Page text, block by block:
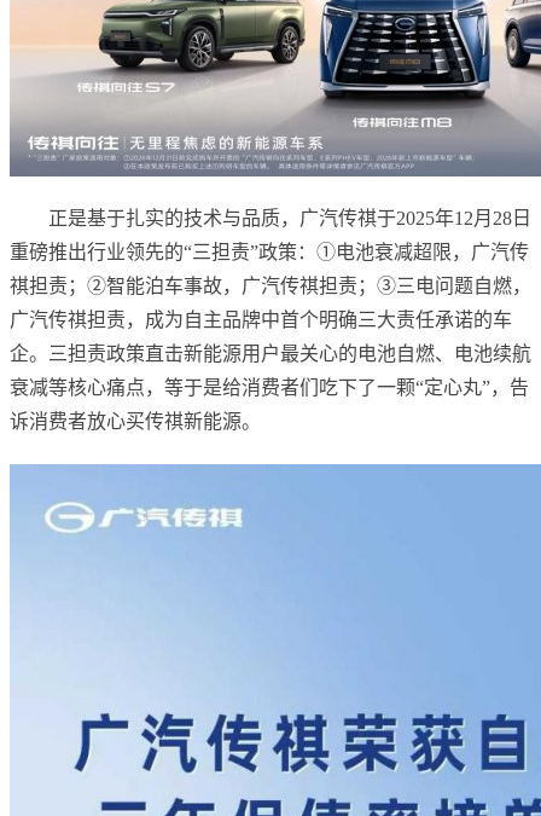
正是基于扎实的技术与品质，广汽传祺于2025年12月28日
重磅推出行业领先的“三担责”政策：①电池衰减超限，广汽传
祺担责；②智能泊车事故，广汽传祺担责；③三电问题自燃，
广汽传祺担责，成为自主品牌中首个明确三大责任承诺的车
企。三担责政策直击新能源用户最关心的电池自燃、电池续航
衰减等核心痛点，等于是给消费者们吃下了一颗“定心丸”，告
诉消费者放心买传祺新能源。